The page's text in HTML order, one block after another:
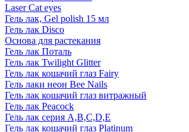
Laser Cat eyes
Гель лак, Gel polish 15 мл
Гель лак Disco
Основа для растекания
Гель лак Поталь
Гель лак Twilight Glitter
Гель лак кошачий глаз Fairy
Гель лаки неон Bee Nails
Гель лак кошачий глаз витражный
Гель лак Peacock
Гель лак серия A,B,C,D,E
Гель лак кошачий глаз Platinum